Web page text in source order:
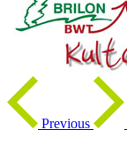
Previous